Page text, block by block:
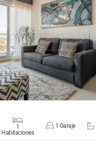
VER DETALLES
1
Habitaciones
1 Garaje